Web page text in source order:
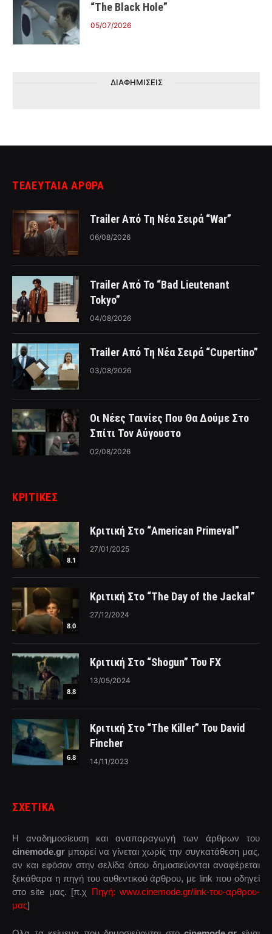
“The Black Hole”
05/07/2026
ΔΙΑΦΗΜΙΣΕΙΣ
ΤΕΛΕΥΤΑΙΑ ΑΡΘΡΑ
Trailer Από Τη Νέα Σειρά “War”
06/08/2026
Trailer Από Το “Bad Lieutenant
Tokyo”
04/08/2026
Trailer Από Τη Νέα Σειρά “Cupertino”
03/08/2026
Οι Νέες Ταινίες Που Θα Δούμε Στο
Σπίτι Τον Αύγουστο
02/08/2026
ΚΡΙΤΙΚΈΣ
8.1
Κριτική Στο “American Primeval”
27/01/2025
8.0
Κριτική Στο “The Day of the Jackal”
27/12/2024
8.8
Κριτική Στο “Shogun” Του FX
13/05/2024
6.8
Κριτική Στο “The Killer” Του David
Fincher
14/11/2023
ΣΧΕΤΙΚΑ
Η αναδημοσίευση και αναπαραγωγή των άρθρων του
cinemode.gr μπορεί να γίνεται χωρίς την συγκατάθεση μας,
αν και εφόσον στην σελίδα όπου δημοσιεύονται αναφέρεται
ξεκάθαρα η πηγή του αυθεντικού άρθρου, με link που οδηγεί
στο site μας. [π.χ Πηγή: www.cinemode.gr/link-του-αρθρου-
μας]